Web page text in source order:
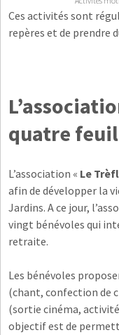
Ces activités sont
repères et de prendre
quatre
L’association « Le
afin de développer la
Jardins. A ce jour,
vingt bénévoles qui
retraite.
Les bénévoles
(chant, confection de
(sortie cinéma,
objectif est de